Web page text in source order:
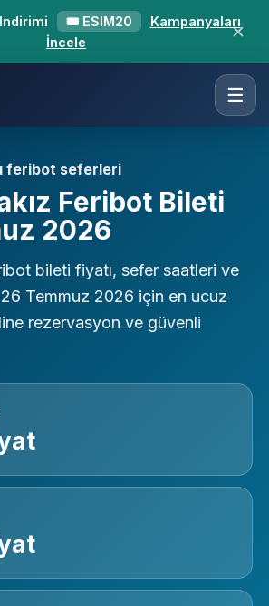
🎟 ESIM20
Kampanyaları
İncele
✕
☰
feribot seferleri
Feribot Bileti
2026
bileti fiyatı, sefer saatleri ve
Temmuz 2026 için en ucuz
rezervasyon ve güvenli